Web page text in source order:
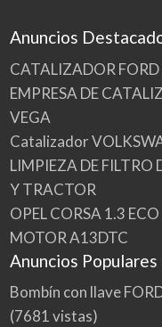
Anuncios
CATALIZADOR
EMPRESA DE
VEGA
Catalizador
LIMPIEZA DE FILTRO
Y TRACTOR
OPEL CORSA 1.3
MOTOR A13DTC
Anuncios
Bombín con llave
(7681 vistas)